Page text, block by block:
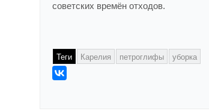
советских времён отходов.
Теги Карелия петроглифы уборка